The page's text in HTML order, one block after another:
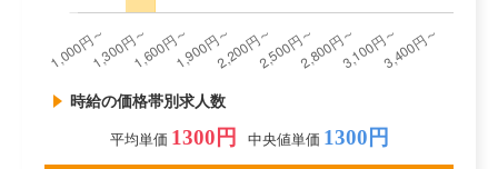
時給の価格帯別求人数
平均単価 1300円 中央値単価 1300円